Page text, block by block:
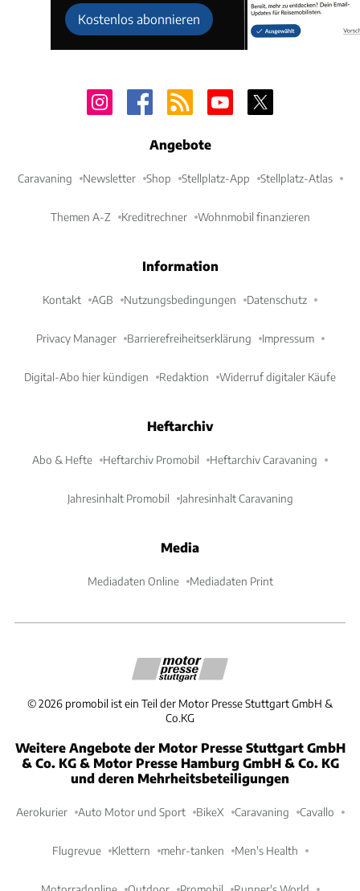
Kostenlos abonnieren
Angebote
Caravaning Newsletter Shop Stellplatz-App Stellplatz-Atlas
Themen A-Z Kreditrechner Wohnmobil finanzieren
Information
Kontakt AGB Nutzungsbedingungen Datenschutz
Privacy Manager Barrierefreiheitserklärung Impressum
Digital-Abo hier kündigen Redaktion Widerruf digitaler Käufe
Heftarchiv
Abo & Hefte Heftarchiv Promobil Heftarchiv Caravaning
Jahresinhalt Promobil Jahresinhalt Caravaning
Media
Mediadaten Online Mediadaten Print
©2026 promobil ist ein Teil der Motor Presse Stuttgart GmbH &
Co.KG
Weitere Angebote der Motor Presse Stuttgart GmbH
& Co. KG & Motor Presse Hamburg GmbH & Co. KG
und deren Mehrheitsbeteiligungen
Aerokurier Auto Motor und Sport BikeX Caravaning Cavallo
Flugrevue Klettern mehr-tanken Men's Health